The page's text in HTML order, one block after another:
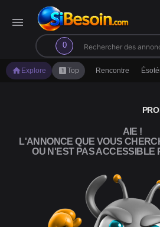
menu
0
search
home Explore looks_oneTop Rencontre
AIE !
L'ANNONCE QUE VOUS
OU N'EST PAS ACCESSIBLE